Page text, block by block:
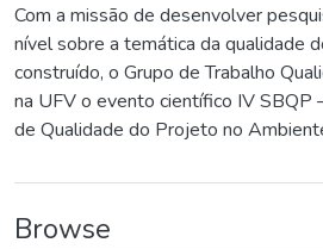
Com a missão de desenvolver
nível sobre a temática da qualidade
construído, o Grupo de Trabalho
na UFV o evento científico IV SBQP
de Qualidade do Projeto no
Browse